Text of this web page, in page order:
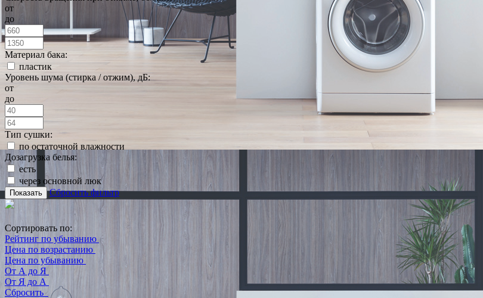
от
до
Материал бака:
пластик
Уровень шума (стирка / отжим), дБ:
от
до
Тип сушки:
по остаточной влажности
Дозагрузка белья:
есть
через основной люк
Показать Сбросить фильтр
Сортировать по:
Рейтинг по убыванию
Цена по возрастанию
Цена по убыванию
От А до Я
От Я до А
Сбросить